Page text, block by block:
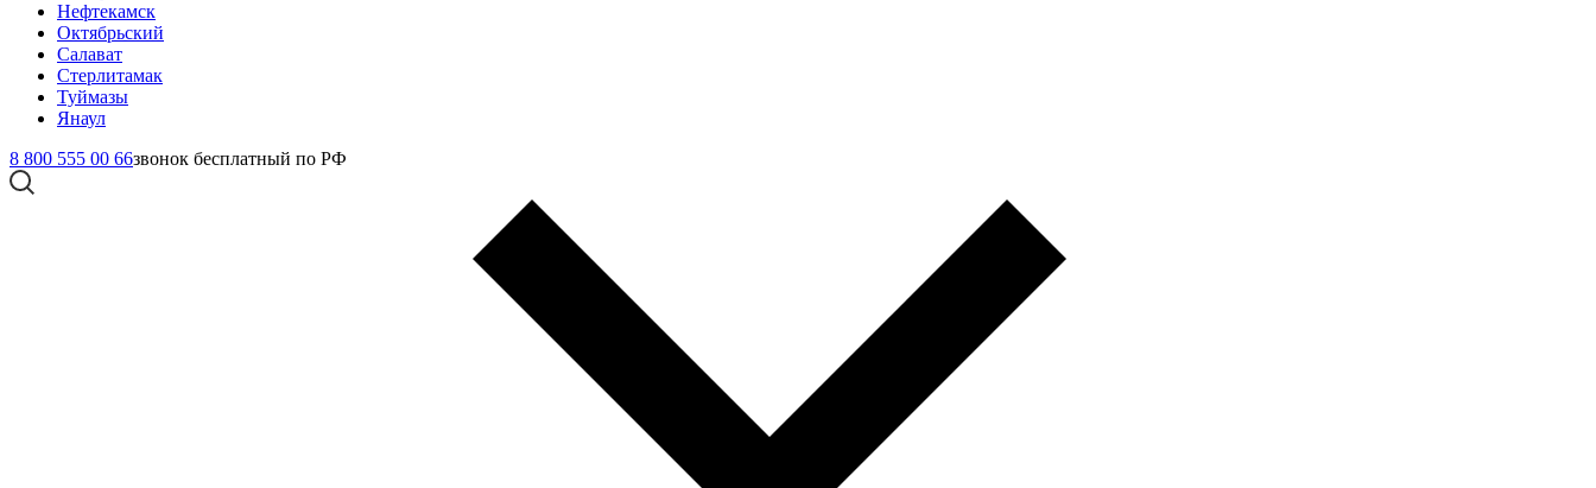
Нефтекамск
Октябрьский
Салават
Стерлитамак
Туймазы
Янаул
8 800 555 00 66звонок бесплатный по РФ